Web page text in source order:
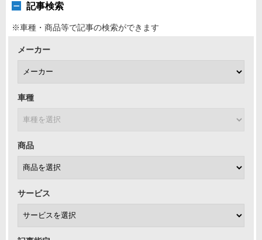
記事検索
※車種・商品等で記事の検索ができます
メーカー
車種
商品
サービス